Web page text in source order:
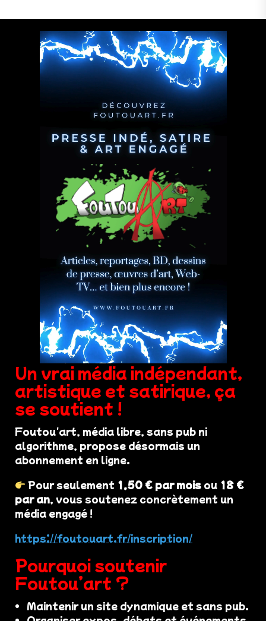
Un vrai média indépendant,
artistique et satirique, ça
se soutient !
Foutou'art, média libre, sans pub ni
algorithme, propose désormais un
abonnement en ligne.
Pour seulement 1,50 € par mois ou 18 €
par an, vous soutenez concrètement un
média engagé !
https://foutouart.fr/inscription/
Pourquoi soutenir
Foutou’art ?
Maintenir un site dynamique et sans pub.